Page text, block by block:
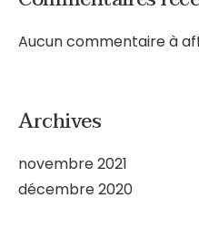
Aucun commentaire à
Archives
novembre 2021
décembre 2020